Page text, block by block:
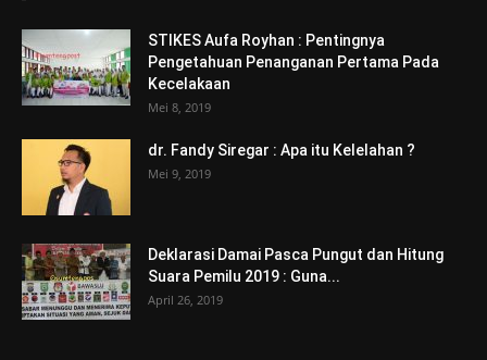
STIKES Aufa Royhan : Pentingnya
Pengetahuan Penanganan Pertama Pada
Kecelakaan
Mei 8, 2019
dr. Fandy Siregar : Apa itu Kelelahan ?
Mei 9, 2019
Deklarasi Damai Pasca Pungut dan Hitung
Suara Pemilu 2019 : Guna...
April 26, 2019